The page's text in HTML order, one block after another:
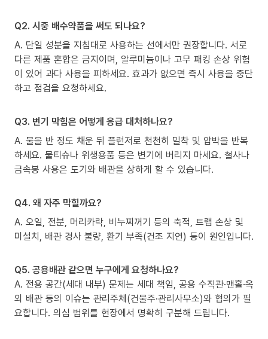
Q2. 시중 배수약품을 써도 되나요?
A. 단일 성분을 지침대로 사용하는 선에서만 권장합니다. 서로
다른 제품 혼합은 금지이며, 알루미늄이나 고무 패킹 손상 위험
이 있어 과다 사용을 피하세요. 효과가 없으면 즉시 사용을 중단
하고 점검을 요청하세요.
Q3. 변기 막힘은 어떻게 응급 대처하나요?
A. 물을 반 정도 채운 뒤 플런저로 천천히 밀착 및 압박을 반복
하세요. 물티슈나 위생용품 등은 변기에 버리지 마세요. 철사나
금속봉 사용은 도기와 배관을 상하게 할 수 있습니다.
Q4. 왜 자주 막힐까요?
A. 오일, 전분, 머리카락, 비누찌꺼기 등의 축적, 트랩 손상 및
미설치, 배관 경사 불량, 환기 부족(건조 지연) 등이 원인입니다.
Q5. 공용배관 같으면 누구에게 요청하나요?
A. 전용 공간(세대 내부) 문제는 세대 책임, 공용 수직관·맨홀·옥
외 배관 등의 이슈는 관리주체(건물주·관리사무소)와 협의가 필
요합니다. 의심 범위를 현장에서 명확히 구분해 드립니다.